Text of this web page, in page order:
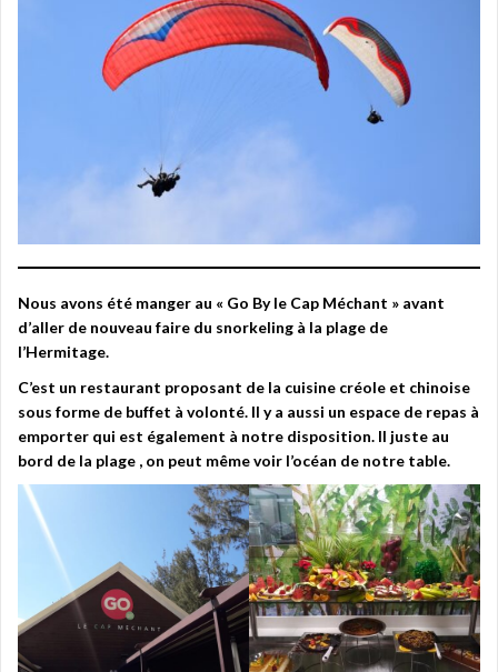
Nous avons été manger au « Go By le Cap Méchant » avant
d’aller de nouveau faire du snorkeling à la plage de
l’Hermitage.
C’est un restaurant proposant de la cuisine créole et chinoise
sous forme de buffet à volonté. Il y a aussi un espace de repas à
emporter qui est également à notre disposition. Il juste au
bord de la plage , on peut même voir l’océan de notre table.